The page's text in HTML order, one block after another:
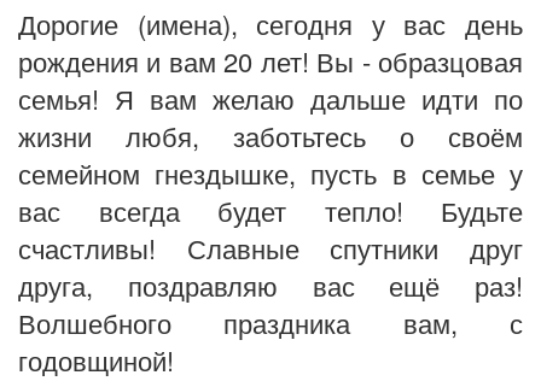
Дорогие (имена), сегодня у вас день
рождения и вам 20 лет! Вы - образцовая
семья! Я вам желаю дальше идти по
жизни любя, заботьтесь о своём
семейном гнездышке, пусть в семье у
вас всегда будет тепло! Будьте
счастливы! Славные спутники друг
друга, поздравляю вас ещё раз!
Волшебного праздника вам, с
годовщиной!